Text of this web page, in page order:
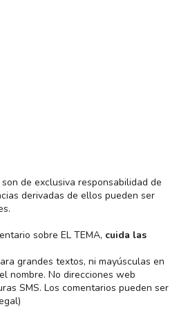
de exclusiva responsabilidad de
derivadas de ellos pueden ser
sobre EL TEMA, cuida las
grandes textos, ni mayúsculas en
nombre. No direcciones web
SMS. Los comentarios pueden ser